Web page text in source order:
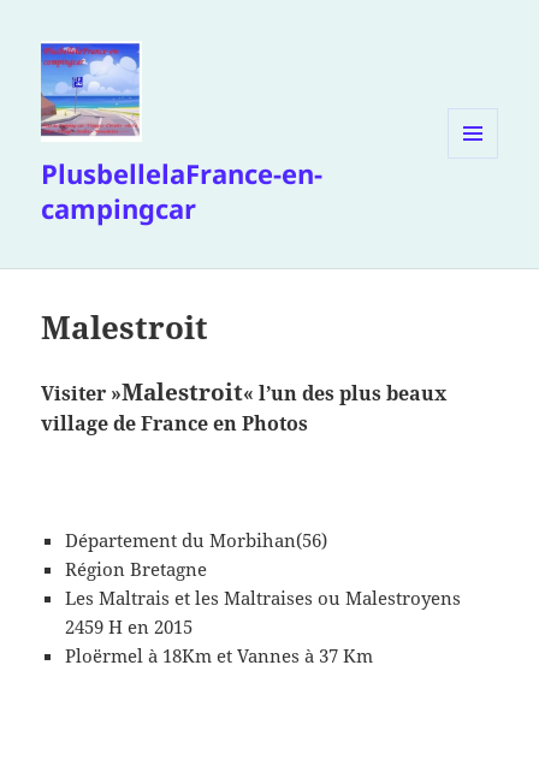
PlusbellelaFrance-en-
campingcar
Malestroit
Visiter »Malestroit« l’un des plus beaux
village de France en Photos
Département du Morbihan(56)
Région Bretagne
Les Maltrais et les Maltraises ou Malestroyens
2459 H en 2015
Ploërmel à 18Km et Vannes à 37 Km